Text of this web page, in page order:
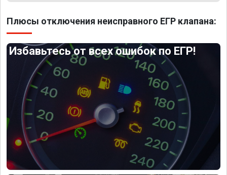
Плюсы отключения неисправного ЕГР клапана:
Избавьтесь от всех ошибок по ЕГР!